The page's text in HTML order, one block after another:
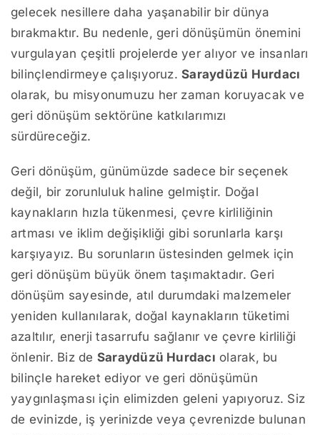
gelecek nesillere daha yaşanabilir bir dünya
bırakmaktır. Bu nedenle, geri dönüşümün önemini
vurgulayan çeşitli projelerde yer alıyor ve insanları
bilinçlendirmeye çalışıyoruz.Saraydüzü Hurdacı
olarak, bu misyonumuzu her zaman koruyacak ve
geri dönüşüm sektörüne katkılarımızı
sürdüreceğiz.
Geri dönüşüm, günümüzde sadece bir seçenek
değil, bir zorunluluk haline gelmiştir. Doğal
kaynakların hızla tükenmesi, çevre kirliliğinin
artması ve iklim değişikliği gibi sorunlarla karşı
karşıyayız. Bu sorunların üstesinden gelmek için
geri dönüşüm büyük önem taşımaktadır. Geri
dönüşüm sayesinde, atıl durumdaki malzemeler
yeniden kullanılarak, doğal kaynakların tüketimi
azaltılır, enerji tasarrufu sağlanır ve çevre kirliliği
önlenir. Biz de Saraydüzü Hurdacı olarak, bu
bilinçle hareket ediyor ve geri dönüşümün
yaygınlaşması için elimizden geleni yapıyoruz. Siz
de evinizde, iş yerinizde veya çevrenizde bulunan